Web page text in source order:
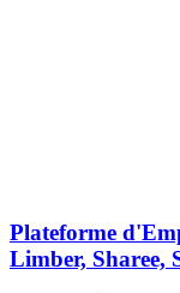
Plateforme
Limber, Sharee,